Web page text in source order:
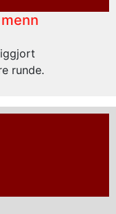
runde.